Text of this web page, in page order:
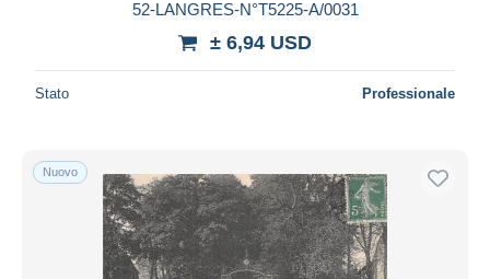
52-LANGRES-N°T5225-A/0031
± 6,94 USD
Stato Professionale
Nuovo